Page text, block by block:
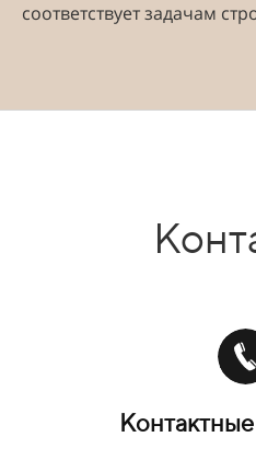
соответствует задачам